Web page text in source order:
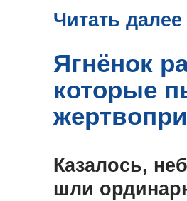
Читать далее
Ягнёнок
которые
Казалось,
шли